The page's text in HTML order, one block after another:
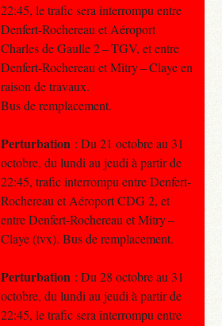
22:45, le trafic sera interrompu entre
Denfert-Rochereau et Aéroport
Charles de Gaulle 2 – TGV, et entre
Denfert-Rochereau et Mitry – Claye en
raison de travaux.
Bus de remplacement.
Perturbation : Du 21 octobre au 31
octobre, du lundi au jeudi à partir de
22:45, trafic interrompu entre Denfert-
Rochereau et Aéroport CDG 2, et
entre Denfert-Rochereau et Mitry –
Claye (tvx). Bus de remplacement.
Perturbation : Du 28 octobre au 31
octobre, du lundi au jeudi à partir de
22:45, le trafic sera interrompu entre